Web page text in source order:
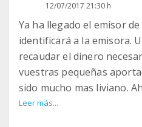
12/07/2017 21:30 h
Ya ha llegado el emisor
identificará a la emisora.
recaudar el dinero
vuestras pequeñas
sido mucho mas liviano.
nuevos proyectos, 20
Septiembre de 2017,
Leer más...